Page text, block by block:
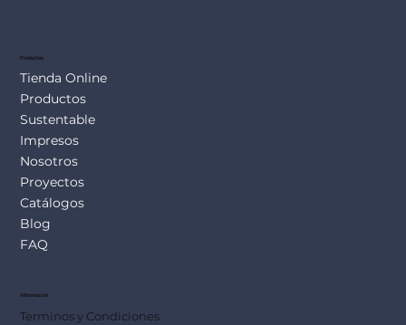
Productos
Tienda Online
Productos
Sustentable
Impresos
Nosotros
Proyectos
Catálogos
Blog
FAQ
Información
Terminos y Condiciones